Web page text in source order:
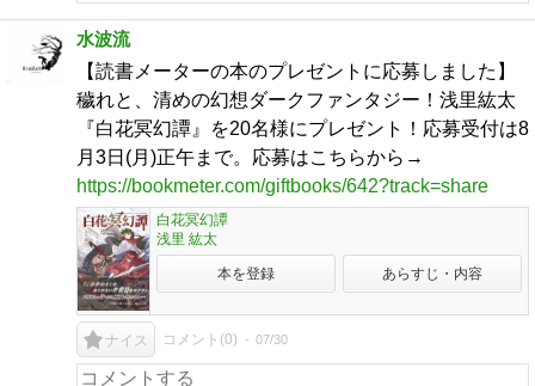
水波流
【読書メーターの本のプレゼントに応募しました】
穢れと、清めの幻想ダークファンタジー！浅里紘太
『白花冥幻譚』を20名様にプレゼント！応募受付は8
月3日(月)正午まで。応募はこちらから→
https://bookmeter.com/giftbooks/642?track=share
白花冥幻譚
浅里 紘太
本を登録 あらすじ・内容
ナイス コメント(0) 07/30